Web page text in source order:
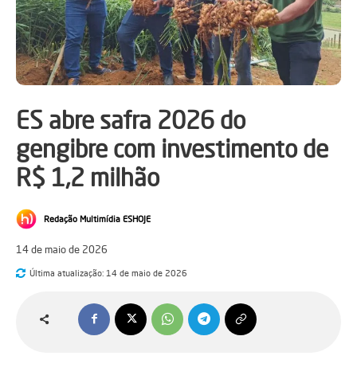
ES abre safra 2026 do
gengibre com investimento de
R$ 1,2 milhão
Redação Multimídia ESHOJE
14 de maio de 2026
Última atualização: 14 de maio de 2026